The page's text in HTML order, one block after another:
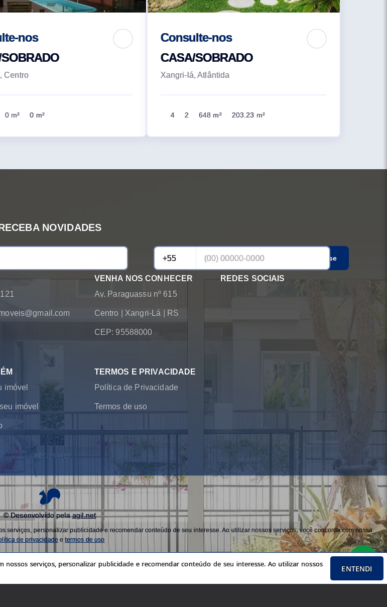
nos
Centro
0 m² 0 m²
Consulte-nos
CASA/SOBRADO
Xangri-lá, Atlântida
4 2 648 m² 203.23 m²
NOVIDADES
Cadastrar-se
VENHA NOS CONHECER
Av. Paraguassu nº 615
Centro Xangri-Lá RS
CEP: 95588000
REDES SOCIAIS
imóvel
imóvel
TERMOS E PRIVACIDADE
Política de Privacidade
Termos de uso
CRECI 26441J
© Desenvolvido pelaagil.net
personalizar publicidade e recomendar conteúdo de seu interesse. Ao utilizar nossos serviços, você concorda com nossa
de privacidade etermos de uso
serviços, personalizar publicidade e recomendar conteúdo de seu interesse. Ao utilizar nossos
ENTENDI